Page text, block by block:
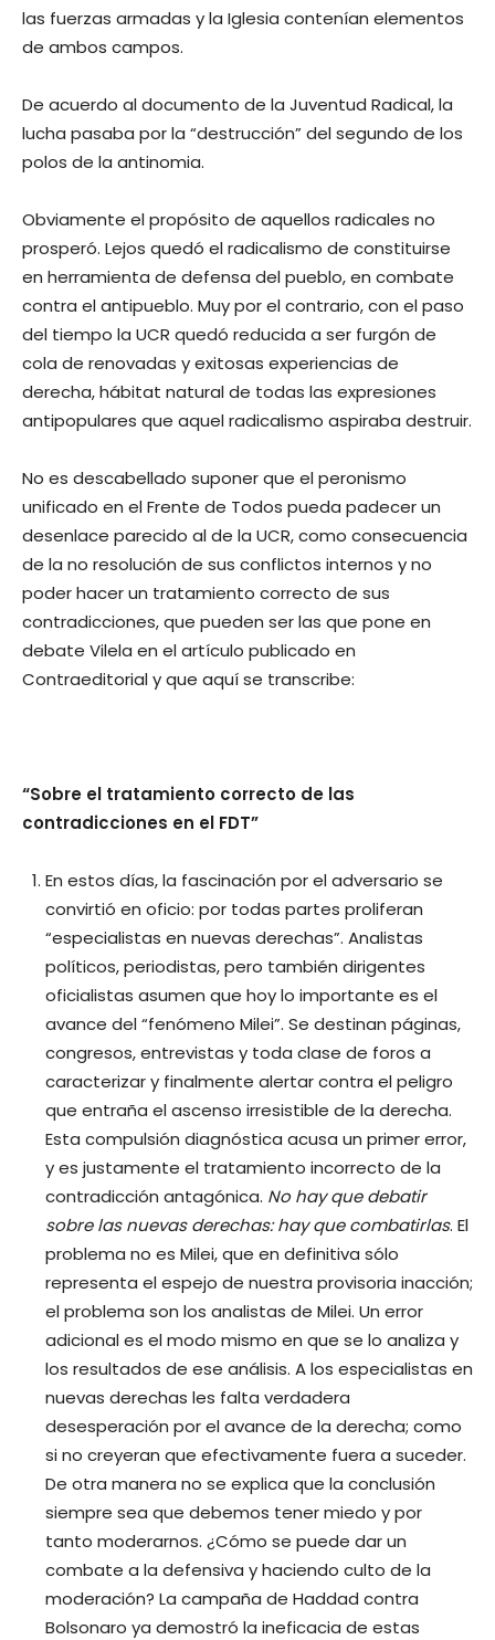
las fuerzas armadas y la Iglesia contenían elementos
de ambos campos.
De acuerdo al documento de la Juventud Radical, la
lucha pasaba por la “destrucción” del segundo de los
polos de la antinomia.
Obviamente el propósito de aquellos radicales no
prosperó. Lejos quedó el radicalismo de constituirse
en herramienta de defensa del pueblo, en combate
contra el antipueblo. Muy por el contrario, con el paso
del tiempo la UCR quedó reducida a ser furgón de
cola de renovadas y exitosas experiencias de
derecha, hábitat natural de todas las expresiones
antipopulares que aquel radicalismo aspiraba destruir.
No es descabellado suponer que el peronismo
unificado en el Frente de Todos pueda padecer un
desenlace parecido al de la UCR, como consecuencia
de la no resolución de sus conflictos internos y no
poder hacer un tratamiento correcto de sus
contradicciones, que pueden ser las que pone en
debate Vilela en el artículo publicado en
Contraeditorial y que aquí se transcribe:
“Sobre el tratamiento correcto de las
contradicciones en el FDT”
En estos días, la fascinación por el adversario se
convirtió en oficio: por todas partes proliferan
“especialistas en nuevas derechas”. Analistas
políticos, periodistas, pero también dirigentes
oficialistas asumen que hoy lo importante es el
avance del “fenómeno Milei”. Se destinan páginas,
congresos, entrevistas y toda clase de foros a
caracterizar y finalmente alertar contra el peligro
que entraña el ascenso irresistible de la derecha.
Esta compulsión diagnóstica acusa un primer error,
y es justamente el tratamiento incorrecto de la
contradicción antagónica. No hay que debatir
sobre las nuevas derechas: hay que combatirlas. El
problema no es Milei, que en definitiva sólo
representa el espejo de nuestra provisoria inacción;
el problema son los analistas de Milei. Un error
adicional es el modo mismo en que se lo analiza y
los resultados de ese análisis. A los especialistas en
nuevas derechas les falta verdadera
desesperación por el avance de la derecha; como
si no creyeran que efectivamente fuera a suceder.
De otra manera no se explica que la conclusión
siempre sea que debemos tener miedo y por
tanto moderarnos. ¿Cómo se puede dar un
combate a la defensiva y haciendo culto de la
moderación? La campaña de Haddad contra
Bolsonaro ya demostró la ineficacia de estas